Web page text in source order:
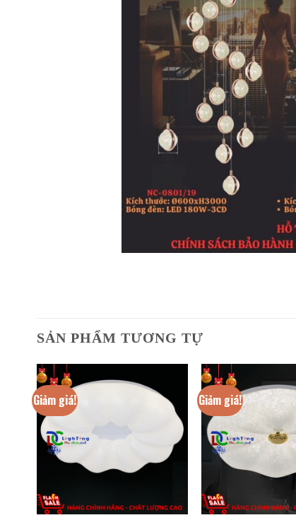
SẢN PHẨM TƯƠNG TỰ
Giảm giá! Giảm giá!